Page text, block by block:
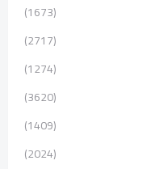
(1673)
(2717)
(1274)
(3620)
(1409)
(2024)